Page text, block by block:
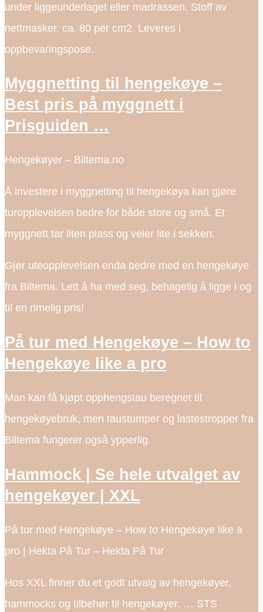
under liggeunderlaget eller madrassen. Stoff av
nettmasker, ca. 80 per cm2. Leveres i
oppbevaringspose.
Myggnetting til hengekøye –
Best pris på myggnett i
Prisguiden …
Hengekøyer – Biltema.no
Å investere i myggnetting til hengekøya kan gjøre
turopplevelsen bedre for både store og små. Et
myggnett tar liten plass og veier lite i sekken.
Gjør uteopplevelsen enda bedre med en hengekøye
fra Biltema. Lett å ha med seg, behagelig å ligge i og
til en rimelig pris!
På tur med Hengekøye – How to
Hengekøye like a pro
Man kan få kjøpt opphengstau beregnet til
hengekøyebruk, men taustumper og lastestropper fra
Biltema fungerer også ypperlig.
Hammock | Se hele utvalget av
hengekøyer | XXL
På tur med Hengekøye – How to Hengekøye like a
pro | Hekta På Tur – Hekta På Tur
Hos XXL finner du et godt utvalg av hengekøyer,
hammocks og tilbehør til hengekøyer. … STS